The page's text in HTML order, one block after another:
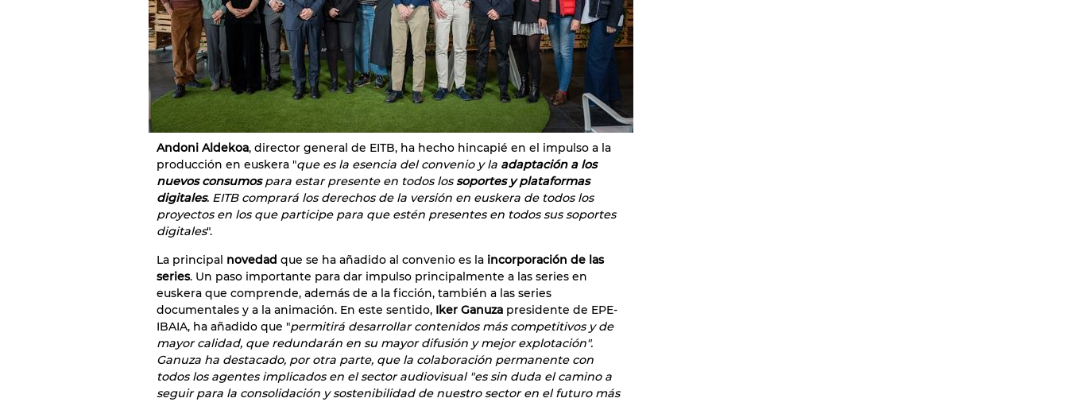
Andoni Aldekoa, director general de EITB, ha hecho hincapié en el impulso a la
producción en euskera "que es la esencia del convenio y la adaptación a los
nuevos consumospara estar presente en todos lossoportes y plataformas
digitales. EITB comprará los derechos de la versión en euskera de todos los
proyectos en los que participe para que estén presentes en todos sus soportes
digitales".
La principal novedad que se ha añadido al convenio es la incorporación de las
series. Un paso importante para dar impulso principalmente a las series en
euskera que comprende, además de a la ficción, también a las series
documentales y a la animación. En este sentido, Iker Ganuza presidente de EPE-
IBAIA, ha añadido que "permitirá desarrollar contenidos más competitivos y de
mayor calidad, que redundarán en su mayor difusión y mejor explotación".
Ganuza ha destacado, por otra parte, que la colaboración permanente con
todos los agentes implicados en el sector audiovisual "es sin duda el camino a
seguir para la consolidación y sostenibilidad de nuestro sector en el futuro más